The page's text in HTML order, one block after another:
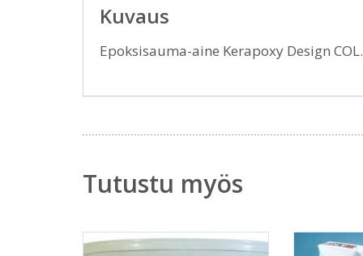
Kuvaus
Epoksisauma-aine Kerapoxy Design
Tutustu myös